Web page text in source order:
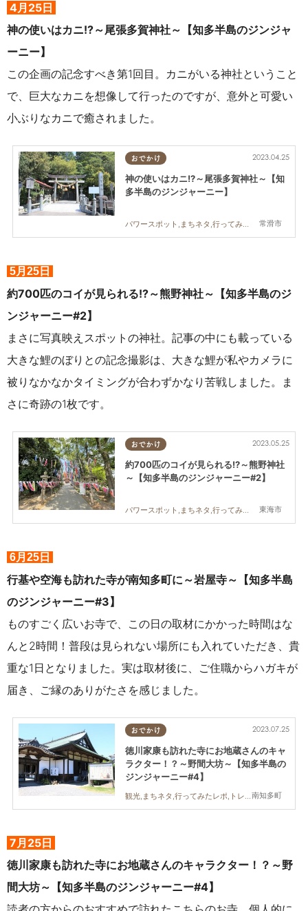
4月25日
神の使いはカニ!?～尾張多賀神社～【知多半島のジンジャ
ーニー】
この企画の記念すべき第1回目。カニがいる神社ということ
で、巨大なカニを想像して行ったのですが、意外と可愛い
小ぶりなカニで癒されました。
おでかけ
常滑市
2023.04.25
神の使いはカニ!?～尾張多賀神社～【知
多半島のジンジャーニー】
パワースポット,まちネタ,行ってみたレポ
5月25日
約700匹のコイが見られる!?～熊野神社～【知多半島のジ
ンジャーニー#2】
まさに写真映えスポットの神社。記事の中にも載っている
大きな鯉のぼりとの記念撮影は、大きな鯉が私やカメラに
被りなかなかタイミングが合わずかなり苦戦しました。ま
さに奇跡の1枚です。
おでかけ
東海市
2023.05.25
約700匹のコイが見られる!?～熊野神社
～【知多半島のジンジャーニー#2】
6月25日
行基や空海も訪れた寺が南知多町に～岩屋寺～【知多半島
のジンジャーニー#3】
ものすごく広いお寺で、この日の取材にかかった時間はな
んと2時間！普段は見られない場所にも入れていただき、貴
重な1日となりました。実は取材後に、ご住職からハガキが
届き、ご縁のありがたさを感じました。
おでかけ
南知多町
2023.07.25
徳川家康も訪れた寺にお地蔵さんのキャ
ラクター！？～野間大坊～【知多半島の
ジンジャーニー#4】
7月25日
徳川家康も訪れた寺にお地蔵さんのキャラクター！？～野
間大坊～【知多半島のジンジャーニー#4】